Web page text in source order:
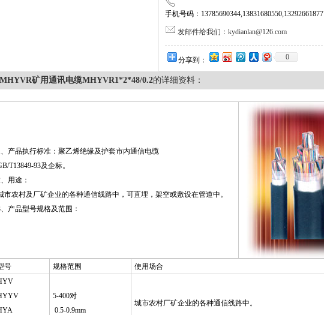
手机号码：13785690344,13831680550,13292661877
发邮件给我们：kydianlan@126.com
分享到： 0
MHYVR矿用通讯电缆MHYVR1*2*48/0.2的详细资料：
产品执行标准：聚乙烯绝缘及护套市内通信电缆
T13849-93及企标。
用途：
市农村及厂矿企业的各种通信线路中，可直埋，架空或敷设在管道中。
产品型号规格及范围：
号 规格范围
使用场合
5-400对
0.5-0.9mm
城市农村厂矿企业的各种通信线路中。